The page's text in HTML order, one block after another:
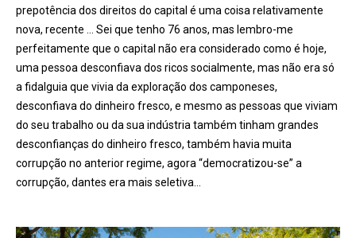
prepotência dos direitos do capital é uma coisa relativamente
nova, recente … Sei que tenho 76 anos, mas lembro-me
perfeitamente que o capital não era considerado como é hoje,
uma pessoa desconfiava dos ricos socialmente, mas não era só
a fidalguia que vivia da exploração dos camponeses,
desconfiava do dinheiro fresco, e mesmo as pessoas que viviam
do seu trabalho ou da sua indústria também tinham grandes
desconfianças do dinheiro fresco, também havia muita
corrupção no anterior regime, agora “democratizou-se” a
corrupção, dantes era mais seletiva…